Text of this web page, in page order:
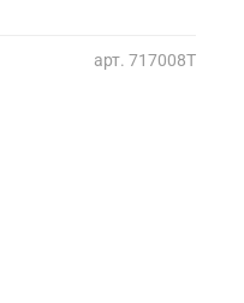
арт. 717008T